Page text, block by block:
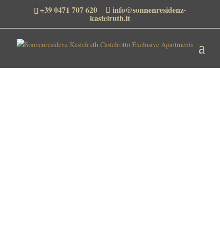
+39 0471 707 620 info@sonnenresidenz-
kastelruth.it